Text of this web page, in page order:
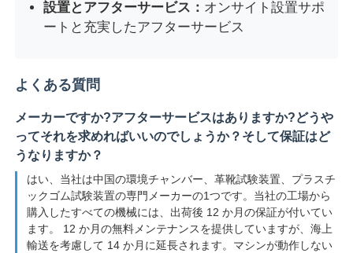
設置とアフターサービス： オンサイト設置サポ
ートと充実したアフターサービス
よくある質問
メーカーですか?アフターサービスはありますか?どうや
ってそれを求めればいいのでしょうか？そして保証はど
うなりますか？
はい、当社は中国の環境チャンバー、革靴試験装置、プラスチ
ックゴム試験装置の専門メーカーの1つです。当社の工場から
購入したすべての機械には、出荷後 12 か月の保証が付いてい
ます。 12 か月の無料メンテナンスを提供していますが、海上
輸送を考慮して 14 か月に延長されます。マシンが動作しない